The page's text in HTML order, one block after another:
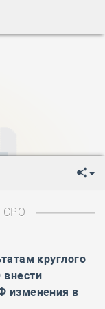
Федерации
РФ
фашистской
Федерации
от фашистской
СРО
круглого
изменения в